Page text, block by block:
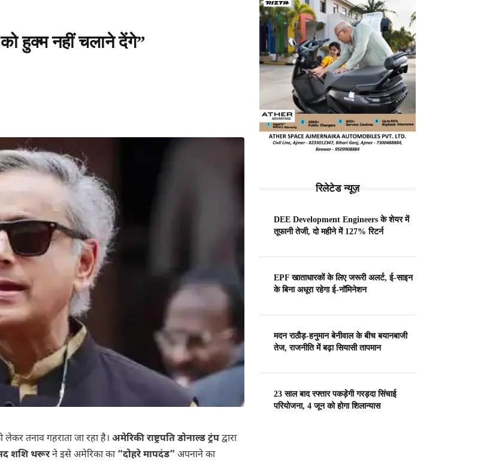
हुक्म नहीं चलाने देंगे”
तनाव गहराता जा रहा है। अमेरिकी राष्ट्रपति डोनाल्ड ट्रंपद्वारा
शशि थरूरने इसे अमेरिका का“दोहरे मापदंड” अपनाने का
रिलेटेड न्यूज़
DEE Development Engineers के शेयर में
तूफानी तेजी, दो महीने में 127% रिटर्न
EPF खाताधारकों के लिए जरूरी अलर्ट, ई-साइन
के बिना अधूरा रहेगा ई-नॉमिनेशन
मदन राठौड़-हनुमान बेनीवाल के बीच बयानबाजी
तेज, राजनीति में बढ़ा सियासी तापमान
23 साल बाद रफ्तार पकड़ेगी गरड़दा सिंचाई
परियोजना, 4 जून को होगा शिलान्यास